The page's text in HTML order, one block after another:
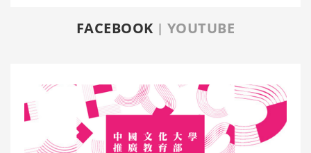
FACEBOOK YOUTUBE